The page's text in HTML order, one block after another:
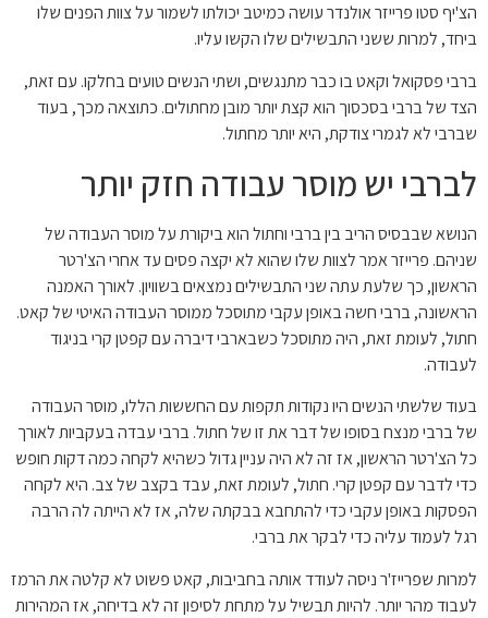
הצ'יף סטו פרייזר אולנדר עושה כמיטב יכולתו לשמור על צוות הפנים שלו
ביחד, למרות ששני התבשילים שלו הקשו עליו.
ברבי פסקואל וקאט בו כבר מתנגשים, ושתי הנשים טועים בחלקו. עם זאת,
הצד של ברבי בסכסוך הוא קצת יותר מובן מחתולים. כתוצאה מכך, בעוד
שברבי לא לגמרי צודקת, היא יותר מחתול.
לברבי יש מוסר עבודה חזק יותר
הנושא שבבסיס הריב בין ברבי וחתול הוא ביקורת על מוסר העבודה של
שניהם. פרייזר אמר לצוות שלו שהוא לא יקצה פסים עד אחרי הצ'רטר
הראשון, כך שלעת עתה שני התבשילים נמצאים בשוויון. לאורך האמנה
הראשונה, ברבי חשה באופן עקבי מתוסכל ממוסר העבודה האיטי של קאט.
חתול, לעומת זאת, היה מתוסכל כשבארבי דיברה עם קפטן קרי בניגוד
לעבודה.
בעוד שלשתי הנשים היו נקודות תקפות עם החששות הללו, מוסר העבודה
של ברבי מנצח בסופו של דבר את זו של חתול. ברבי עבדה בעקביות לאורך
כל הצ'רטר הראשון, אז זה לא היה עניין גדול כשהיא לקחה כמה דקות חופש
כדי לדבר עם קפטן קרי. חתול, לעומת זאת, עבד בקצב של צב. היא לקחה
הפסקות באופן עקבי כדי להתחבא בבקתה שלה, אז לא הייתה לה הרבה
רגל לעמוד עליה כדי לבקר את ברבי.
למרות שפרייז'ר ניסה לעודד אותה בחביבות, קאט פשוט לא קלטה את הרמז
לעבוד מהר יותר. להיות תבשיל על מתחת לסיפון זה לא בדיחה, אז המהירות